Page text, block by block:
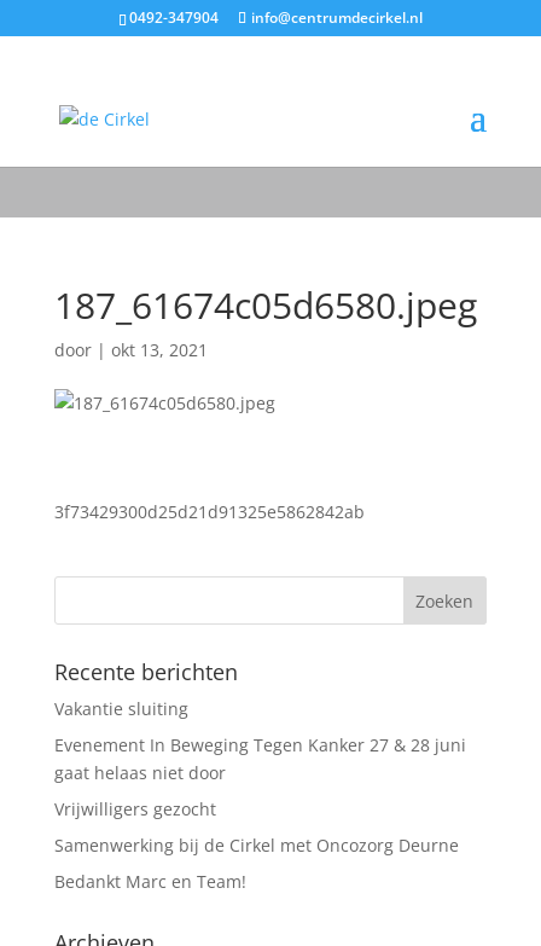
0492-347904 info@centrumdecirkel.nl
187_61674c05d6580.jpeg
door | okt 13, 2021
3f73429300d25d21d91325e5862842ab
Recente berichten
Vakantie sluiting
Evenement In Beweging Tegen Kanker 27 & 28 juni
gaat helaas niet door
Vrijwilligers gezocht
Samenwerking bij de Cirkel met Oncozorg Deurne
Bedankt Marc en Team!